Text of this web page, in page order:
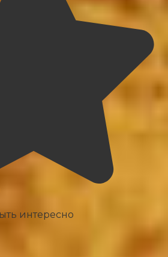
интересно